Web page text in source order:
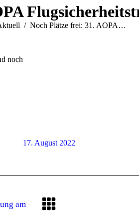
sich hier:Noch Plätze frei: 31. AOPA…
noch
17. August 2022
am